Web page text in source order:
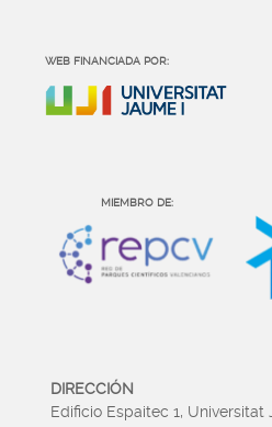
WEB FINANCIADA POR:
MIEMBRO DE:
DIRECCIÓN
Edificio Espaitec 1, Universitat